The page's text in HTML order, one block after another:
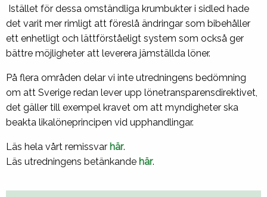
Istället för dessa omständliga krumbukter i sidled hade
det varit mer rimligt att föreslå ändringar som bibehåller
ett enhetligt och lättförståeligt system som också ger
bättre möjligheter att leverera jämställda löner.
På flera områden delar vi inte utredningens bedömning
om att Sverige redan lever upp lönetransparensdirektivet,
det gäller till exempel kravet om att myndigheter ska
beakta likalöneprincipen vid upphandlingar.
Läs hela vårt remissvar här.
Läs utredningens betänkande här.